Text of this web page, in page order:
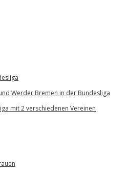
Werder Bremen in der Bundesliga
mit 2 verschiedenen Vereinen